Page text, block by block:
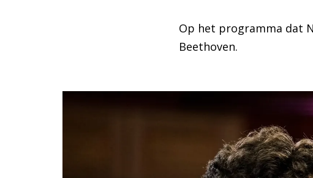
Op het programma dat
Beethoven.